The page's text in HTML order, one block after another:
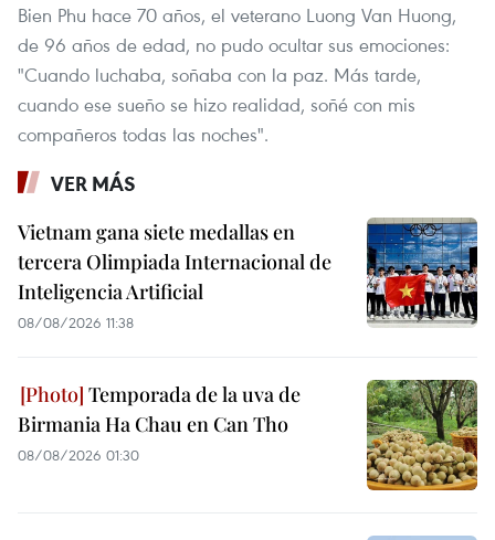
Bien Phu hace 70 años, el veterano Luong Van Huong,
de 96 años de edad, no pudo ocultar sus emociones:
"Cuando luchaba, soñaba con la paz. Más tarde,
cuando ese sueño se hizo realidad, soñé con mis
compañeros todas las noches".
VER MÁS
Vietnam gana siete medallas en
tercera Olimpiada Internacional de
Inteligencia Artificial
08/08/2026 11:38
Temporada de la uva de
Birmania Ha Chau en Can Tho
08/08/2026 01:30